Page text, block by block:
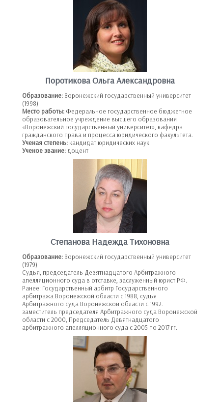
Поротикова Ольга Александровна
Образование: Воронежский государственный университет
(1998)
Место работы: Федеральное государственное бюджетное
образовательное учреждение высшего образования
«Воронежский государственный университет», кафедра
гражданского права и процесса юридического факультета.
Ученая степень: кандидат юридических наук
Ученое звание: доцент
Степанова Надежда Тихоновна
Образование: Воронежский государственный университет
(1979)
Судья, председатель Девятнадцатого Арбитражного
апелляционного суда в отставке, заслуженный юрист РФ.
Ранее: Государственный арбитр Государственного
арбитража Воронежской области с 1988, судья
Арбитражного суда Воронежской области с 1992.
заместитель председателя Арбитражного суда Воронежской
области с 2000, Председатель Девятнадцатого
арбитражного апелляционного суда с 2005 по 2017 гг.